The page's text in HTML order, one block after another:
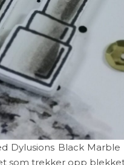
Black Marble
som trekker opp